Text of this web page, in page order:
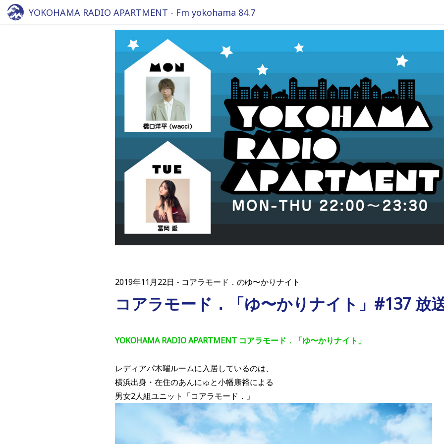
YOKOHAMA RADIO APARTMENT - Fm yokohama 84.7
2019年11月22日 コアラモード．のゆ〜かりナイト
コアラモード．「ゆ〜かりナイト」#137 放
YOKOHAMA RADIO APARTMENT コアラモード．「ゆ〜かりナイト」
レディアパ木曜ルームに入居しているのは、
横浜出身・在住のあんにゅと小幡康裕による
男女2人組ユニット「コアラモード．」